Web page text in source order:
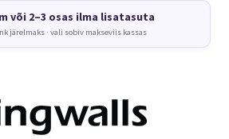
või 2–3 osas ilma lisatasuta
järelmaks · vali sobiv makseviis kassas